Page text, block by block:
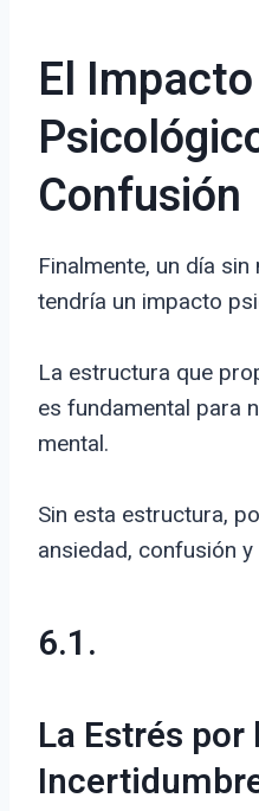
El Impacto
Confusión
Finalmente, un día
tendría un impacto
La estructura que
es fundamental para
mental.
Sin esta estructura,
ansiedad, confusión y
6.1.
La Estrés por